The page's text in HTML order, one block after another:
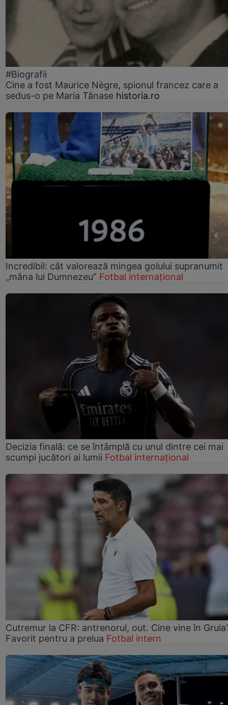
#Biografii
Cine a fost Maurice Nègre, spionul francez care a
sedus-o pe Maria Tănase historia.ro
Incredibil: cât valorează mingea golului supranumit
„mâna lui Dumnezeu” Fotbal internațional
Decizia finală: ce se întâmplă cu unul dintre cei mai
scumpi jucători ai lumii Fotbal internațional
Cutremur la CFR: antrenorul, out. Cine vine în
Favorit pentru a prelua Fotbal intern